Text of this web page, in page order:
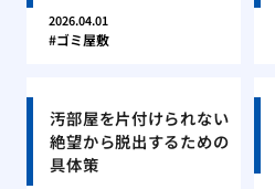
2026.04.01
ゴミ屋敷
汚部屋を片付けられない
絶望から脱出するための
具体策